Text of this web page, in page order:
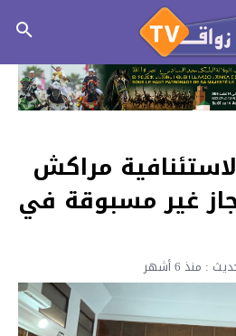
لاستئنافية مراكش
غير مسبوقة في
: منذ 6 أشهر